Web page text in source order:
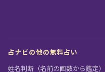
占ナビの他の無料占い
姓名判断（名前の画数から鑑定）